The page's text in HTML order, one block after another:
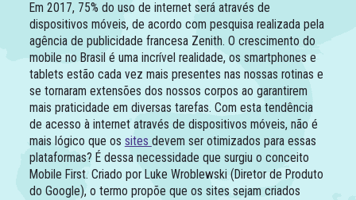
Em 2017, 75% do uso de internet será através de
dispositivos móveis, de acordo com pesquisa realizada pela
agência de publicidade francesa Zenith. O crescimento do
mobile no Brasil é uma incrível realidade, os smartphones e
tablets estão cada vez mais presentes nas nossas rotinas e
se tornaram extensões dos nossos corpos ao garantirem
mais praticidade em diversas tarefas. Com esta tendência
de acesso à internet através de dispositivos móveis, não é
mais lógico que os sites devem ser otimizados para essas
plataformas? É dessa necessidade que surgiu o conceito
Mobile First. Criado por Luke Wroblewski (Diretor de Produto
do Google), o termo propõe que os sites sejam criados